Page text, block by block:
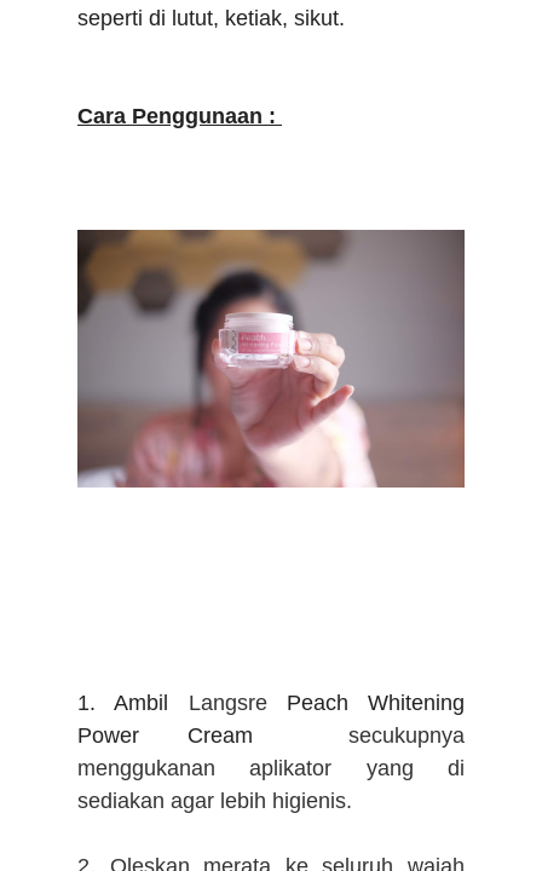
seperti di lutut, ketiak, sikut.
Cara Penggunaan :
1. Ambil Langsre Peach Whitening
Power Cream secukupnya
menggukanan aplikator yang di
sediakan agar lebih higienis.
2. Oleskan merata ke seluruh wajah